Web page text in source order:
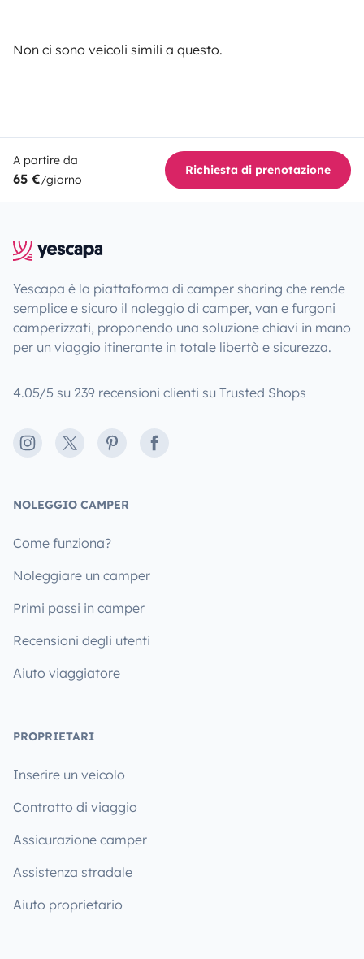
Non ci sono veicoli simili a questo.
A partire da
65 €/giorno
Richiesta di prenotazione
Yescapa è la piattaforma di camper sharing che rende
semplice e sicuro il noleggio di camper, van e furgoni
camperizzati, proponendo una soluzione chiavi in mano
per un viaggio itinerante in totale libertà e sicurezza.
4.05/5 su 239 recensioni clienti su Trusted Shops
Instagram
X PinterestFacebook
NOLEGGIO CAMPER
Come funziona?
Noleggiare un camper
Primi passi in camper
Recensioni degli utenti
Aiuto viaggiatore
PROPRIETARI
Inserire un veicolo
Contratto di viaggio
Assicurazione camper
Assistenza stradale
Aiuto proprietario